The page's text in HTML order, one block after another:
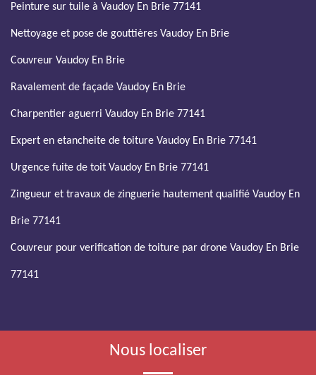
Peinture sur tuile à Vaudoy En Brie 77141
Nettoyage et pose de gouttières Vaudoy En Brie
Couvreur Vaudoy En Brie
Ravalement de façade Vaudoy En Brie
Charpentier aguerri Vaudoy En Brie 77141
Expert en etancheite de toiture Vaudoy En Brie 77141
Urgence fuite de toit Vaudoy En Brie 77141
Zingueur et travaux de zinguerie hautement qualifié Vaudoy En
Brie 77141
Couvreur pour verification de toiture par drone Vaudoy En Brie
77141
Nous localiser